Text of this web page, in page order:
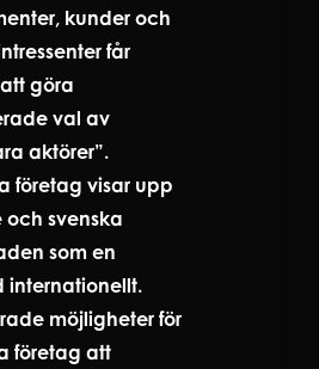
kunder och
får
göra
val av
aktörer”.
företag visar upp
och svenska
som en
internationellt.
möjligheter för
företag att